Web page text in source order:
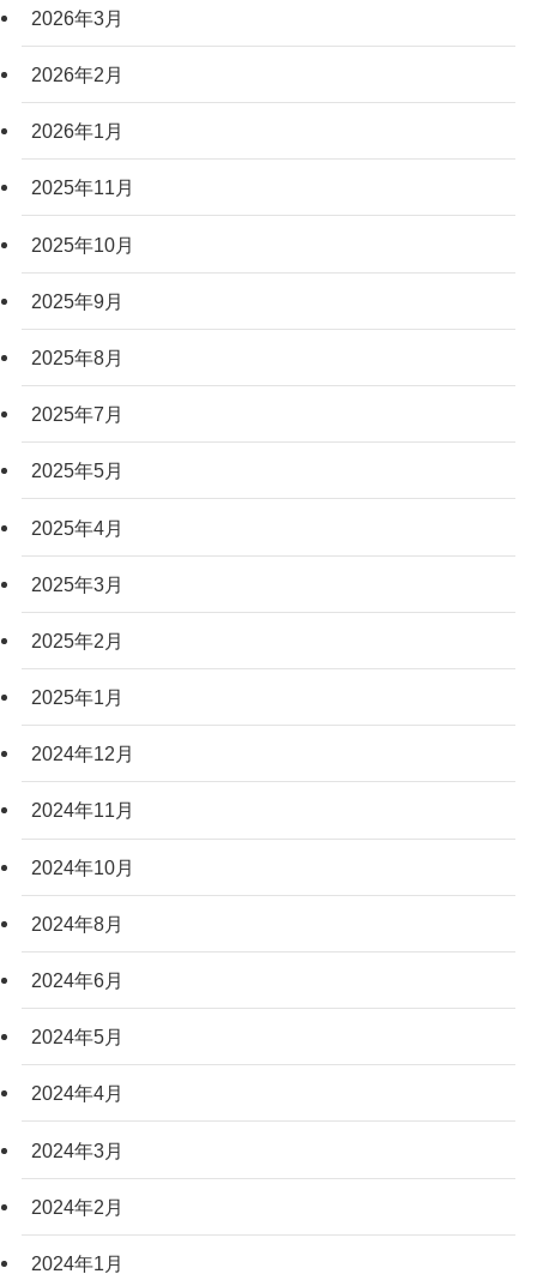
2026年3月
2026年2月
2026年1月
2025年11月
2025年10月
2025年9月
2025年8月
2025年7月
2025年5月
2025年4月
2025年3月
2025年2月
2025年1月
2024年12月
2024年11月
2024年10月
2024年8月
2024年6月
2024年5月
2024年4月
2024年3月
2024年2月
2024年1月